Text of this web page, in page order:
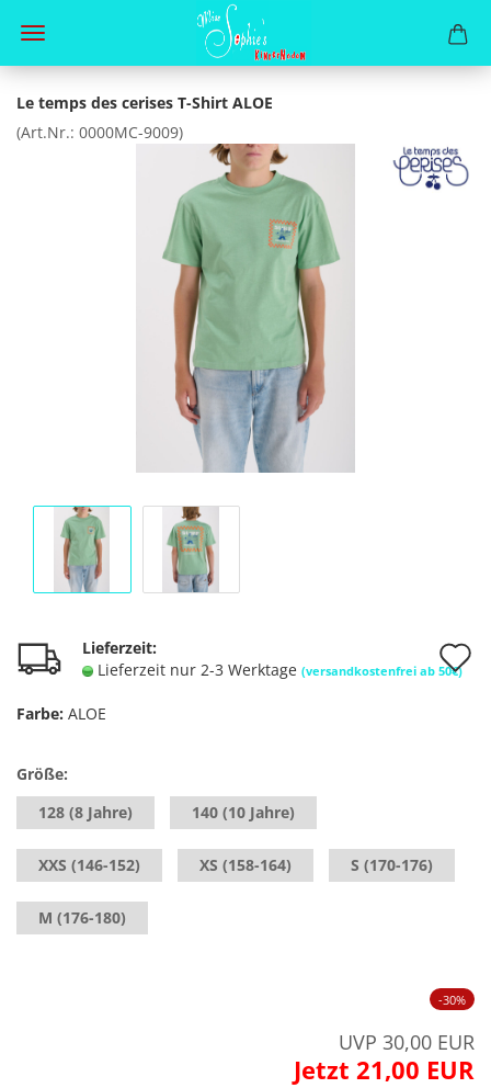
Le temps des cerises T-Shirt ALOE
(Art.Nr.: 0000MC-9009)
Lieferzeit:
Lieferzeit nur 2-3 Werktage (versandkostenfrei ab 50€)
Farbe: ALOE
Größe:
128 (8 Jahre)
140 (10 Jahre)
XXS (146-152) XS (158-164) S (170-176)
M (176-180)
-30%
UVP 30,00 EUR
Jetzt 21,00 EUR